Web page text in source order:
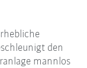
den
mannlos